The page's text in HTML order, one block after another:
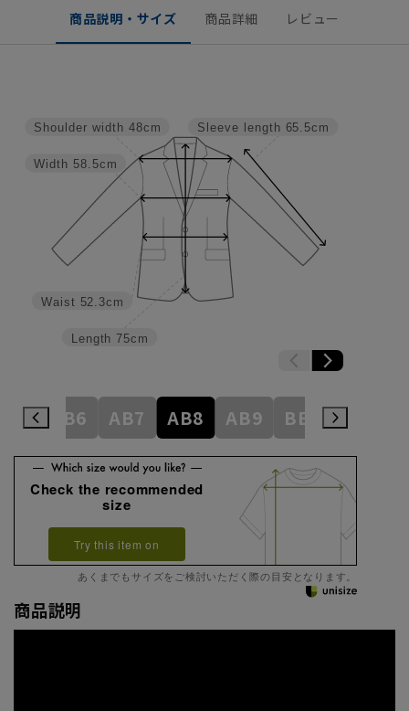
商品説明・サイズ 商品詳細 レビュー
Sleeve length 65.5cm
Length 75cm
Waist 52.3cm
Width 58.5cm
Shoulder width 48cm
AB6 AB7 AB8 AB9 BE3 BE4
Check the recommended
size
Try this item on
あくまでもサイズをご検討いただく際の目安となります。
商品説明